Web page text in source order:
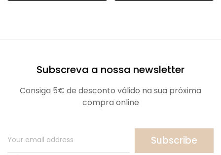
Subscreva a nossa newsletter
Consiga 5€ de desconto válido na sua próxima
compra online
Subscribe